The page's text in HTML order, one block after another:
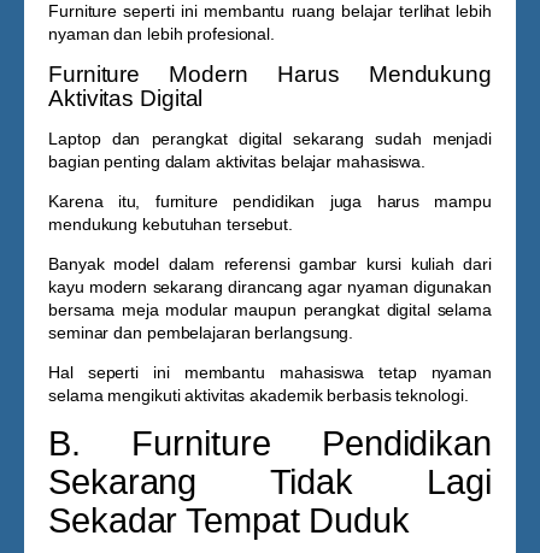
Furniture seperti ini membantu ruang belajar terlihat lebih
nyaman dan lebih profesional.
Furniture Modern Harus Mendukung
Aktivitas Digital
Laptop dan perangkat digital sekarang sudah menjadi
bagian penting dalam aktivitas belajar mahasiswa.
Karena itu, furniture pendidikan juga harus mampu
mendukung kebutuhan tersebut.
Banyak model dalam referensi gambar kursi kuliah dari
kayu modern sekarang dirancang agar nyaman digunakan
bersama meja modular maupun perangkat digital selama
seminar dan pembelajaran berlangsung.
Hal seperti ini membantu mahasiswa tetap nyaman
selama mengikuti aktivitas akademik berbasis teknologi.
B. Furniture Pendidikan
Sekarang Tidak Lagi
Sekadar Tempat Duduk